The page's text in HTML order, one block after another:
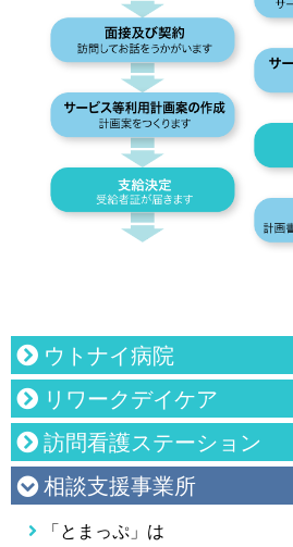
ウトナイ病院
リワークデイケア
訪問看護ステーション
相談支援事業所
「とまっぷ」は